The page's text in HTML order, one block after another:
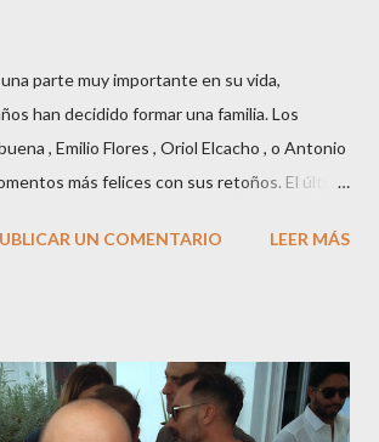
parte muy importante en su vida,
han decidido formar una familia. Los
, Emilio Flores , Oriol Elcacho , o Antonio
más felices con sus retoños. El último
hace poco más de una semana. El top
un precioso niño. Marta ha sido toda una
los primeros 3 meses de embarazo tuvo que
UN COMENTARIO LEER MÁS